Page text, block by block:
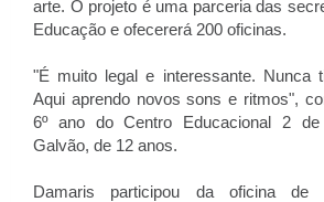
arte. O projeto é uma parceria das
Educação e ofecererá 200 oficinas.
"É muito legal e interessante. Nunca
Aqui aprendo novos sons e ritmos",
6º ano do Centro Educacional 2 de
Galvão, de 12 anos.
Damaris participou da oficina de